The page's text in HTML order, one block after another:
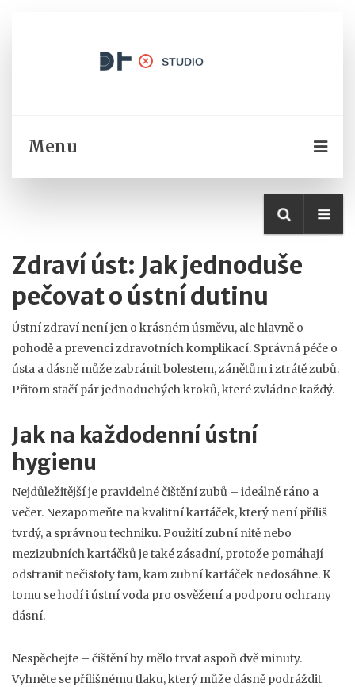
Menu
Zdraví úst: Jak jednoduše
pečovat o ústní dutinu
Ústní zdraví není jen o krásném úsměvu, ale hlavně o
pohodě a prevenci zdravotních komplikací. Správná péče o
ústa a dásně může zabránit bolestem, zánětům i ztrátě zubů.
Přitom stačí pár jednoduchých kroků, které zvládne každý.
Jak na každodenní ústní
hygienu
Nejdůležitější je pravidelné čištění zubů – ideálně ráno a
večer. Nezapomeňte na kvalitní kartáček, který není příliš
tvrdý, a správnou techniku. Použití zubní nitě nebo
mezizubních kartáčků je také zásadní, protože pomáhají
odstranit nečistoty tam, kam zubní kartáček nedosáhne. K
tomu se hodí i ústní voda pro osvěžení a podporu ochrany
dásní.
Nespěchejte – čištění by mělo trvat aspoň dvě minuty.
Vyhněte se přílišnému tlaku, který může dásně podráždit